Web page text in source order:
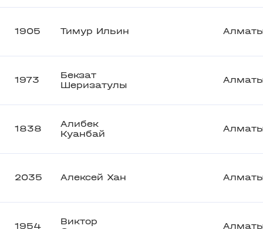
1905 Тимур Ильин
1973
Бекзат
Шеризатулы
1838
Алибек
Куанбай
2035 Алексей Хан
1954
Виктор